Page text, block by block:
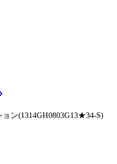
ン(1314GH0803G13★34-S)